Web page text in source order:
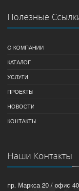
Полезные
О КОМПАНИИ
КАТАЛОГ
УСЛУГИ
ПРОЕКТЫ
НОВОСТИ
КОНТАКТЫ
Наши Контакты
пр. Маркса 20 / офис